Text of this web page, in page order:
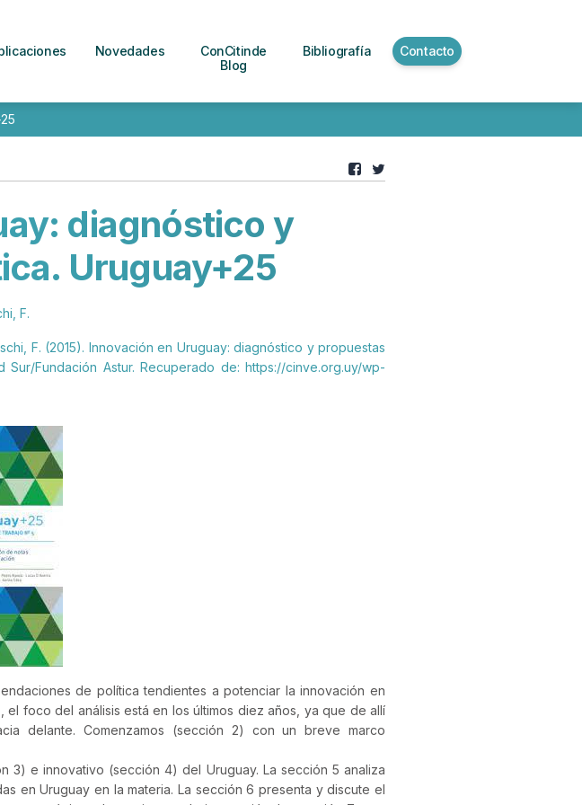
Novedades
ConCitinde
Blog
Bibliografía Contacto
diagnóstico y
Uruguay+25
F.
F. (2015). Innovación en Uruguay: diagnóstico y propuestas
Fundación Astur. Recuperado de: https://cinve.org.uy/wp-
de política tendientes a potenciar la innovación en
foco del análisis está en los últimos diez años, ya que de allí
delante. Comenzamos (sección 2) con un breve marco
e innovativo (sección 4) del Uruguay. La sección 5 analiza
en Uruguay en la materia. La sección 6 presenta y discute el